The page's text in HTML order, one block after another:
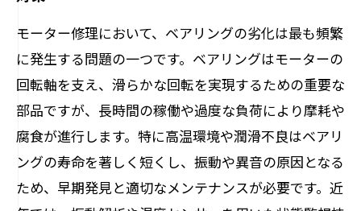
モーター修理において、ベアリングの劣化は最も頻繁
に発生する問題の一つです。ベアリングはモーターの
回転軸を支え、滑らかな回転を実現するための重要な
部品ですが、長時間の稼働や過度な負荷により摩耗や
腐食が進行します。特に高温環境や潤滑不良はベアリ
ングの寿命を著しく短くし、振動や異音の原因となる
ため、早期発見と適切なメンテナンスが必要です。近